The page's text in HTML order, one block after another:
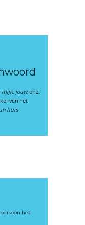
mijn, jouw, enz.
van het
huis
het